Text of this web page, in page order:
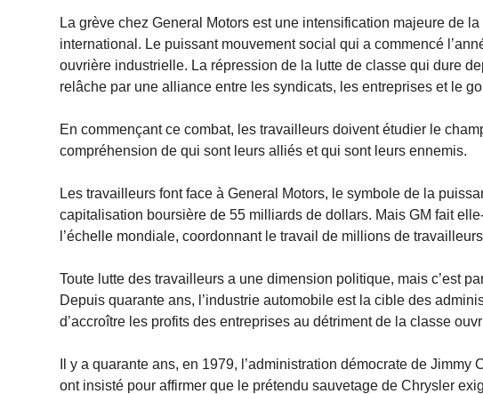
La grève chez General Motors est une intensification majeure de
international. Le puissant mouvement social qui a commencé
ouvrière industrielle. La répression de la lutte de classe qui dure
relâche par une alliance entre les syndicats, les entreprises et le
En commençant ce combat, les travailleurs doivent étudier le
compréhension de qui sont leurs alliés et qui sont leurs ennemis.
Les travailleurs font face à General Motors, le symbole de la
capitalisation boursière de 55 milliards de dollars. Mais GM fait
l’échelle mondiale, coordonnant le travail de millions de
Toute lutte des travailleurs a une dimension politique, mais c’est
Depuis quarante ans, l’industrie automobile est la cible des
d’accroître les profits des entreprises au détriment de la classe
Il y a quarante ans, en 1979, l’administration démocrate de
ont insisté pour affirmer que le prétendu sauvetage de Chrysler